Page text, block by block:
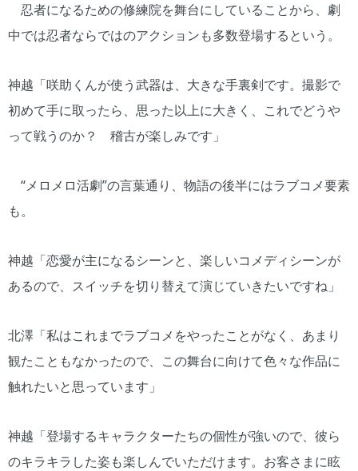
忍者になるための修練院を舞台にしていることから、劇
中では忍者ならではのアクションも多数登場するという。
神越「咲助くんが使う武器は、大きな手裏剣です。撮影で
初めて手に取ったら、思った以上に大きく、これでどうや
って戦うのか？ 稽古が楽しみです」
“メロメロ活劇”の言葉通り、物語の後半にはラブコメ要素
も。
神越「恋愛が主になるシーンと、楽しいコメディシーンが
あるので、スイッチを切り替えて演じていきたいですね」
北澤「私はこれまでラブコメをやったことがなく、あまり
観たこともなかったので、この舞台に向けて色々な作品に
触れたいと思っています」
神越「登場するキャラクターたちの個性が強いので、彼ら
のキラキラした姿も楽しんでいただけます。お客さまに眩